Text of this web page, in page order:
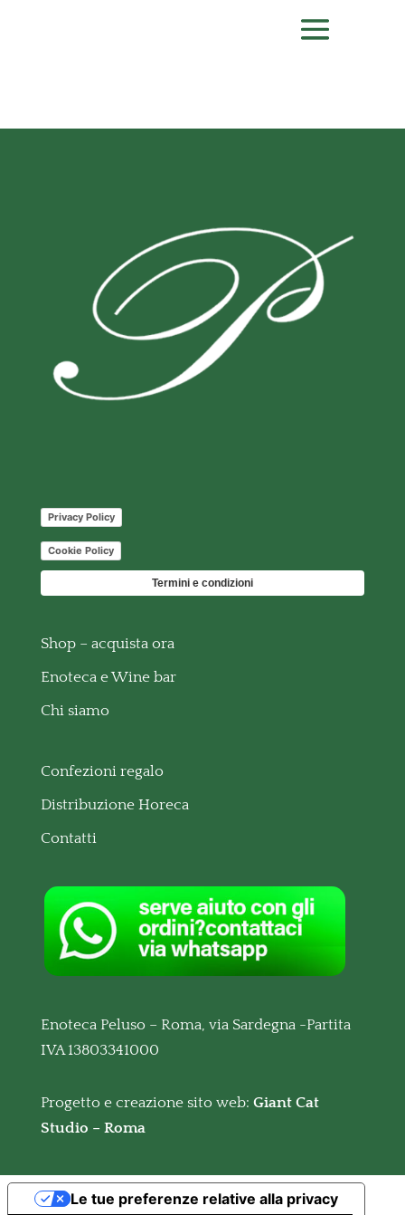
Privacy Policy
Cookie Policy
Termini e condizioni
Shop – acquista ora
Enoteca e Wine bar
Chi siamo
Confezioni regalo
Distribuzione Horeca
Contatti
Enoteca Peluso – Roma, via Sardegna -Partita
IVA 13803341000
Progetto e creazione sito web: Giant Cat
Studio – Roma
Le tue preferenze relative alla privacy